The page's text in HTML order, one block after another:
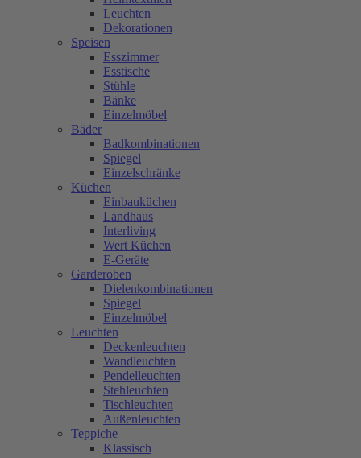
Leuchten
Dekorationen
Speisen
Esszimmer
Esstische
Stühle
Bänke
Einzelmöbel
Bäder
Badkombinationen
Spiegel
Einzelschränke
Küchen
Einbauküchen
Landhaus
Interliving
Wert Küchen
E-Geräte
Garderoben
Dielenkombinationen
Spiegel
Einzelmöbel
Leuchten
Deckenleuchten
Wandleuchten
Pendelleuchten
Stehleuchten
Tischleuchten
Außenleuchten
Teppiche
Klassisch